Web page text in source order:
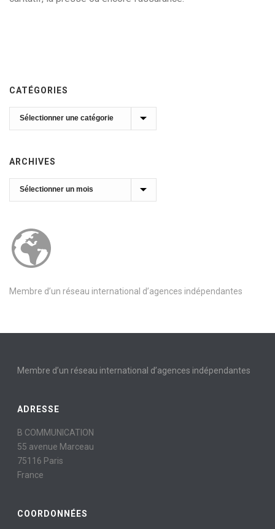
CATÉGORIES
Catégories
ARCHIVES
Archives
Membre d’un réseau international d’agences indépendantes
Membre d’un réseau international d’agences indépendantes
ADRESSE
B COMMUNICATION
55 avenue Marceau
75116 Paris
France
COORDONNÉES